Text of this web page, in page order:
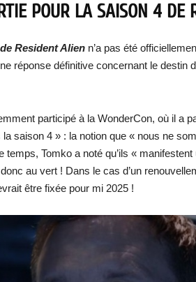
POUR LA SAISON 4 DE
Resident Alien n’a pas été
réponse définitive concernant le destin
participé à la WonderCon, où il a
saison 4 » : la notion que « nous ne
temps, Tomko a noté qu’ils « manifestent
au vert ! Dans le cas d’un
être fixée pour mi 2025 !